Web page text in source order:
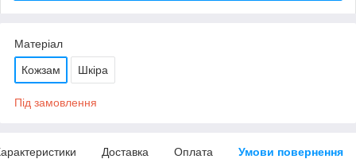
Матеріал
Кожзам Шкіра
Під замовлення
Доставка Оплата Умови повернення